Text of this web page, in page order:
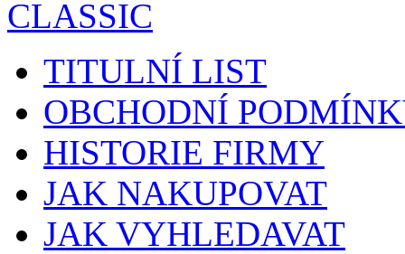
TITULNÍ LIST
OBCHODNÍ
HISTORIE FIRMY
JAK NAKUPOVAT
JAK VYHLEDAVAT